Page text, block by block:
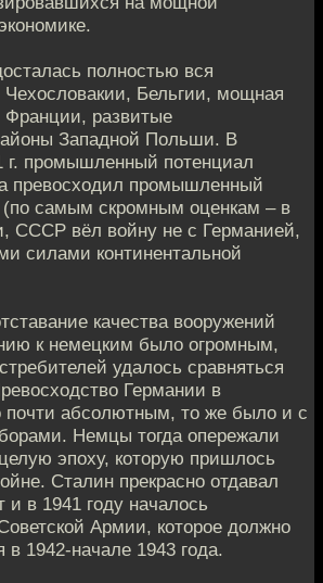
полностью вся
Бельгии, мощная
развитые
Западной Польши. В
г. промышленный потенциал
превосходил промышленный
самым скромным оценкам – в
СССР вёл войну не с Германией,
силами континентальной
качества вооружений
к немецким было огромным,
удалось сравняться
Германии в
почти абсолютным, то же было и с
Немцы тогда опережали
эпоху, которую пришлось
Сталин прекрасно отдавал
и в 1941 году началось
Армии, которое должно
в 1942-начале 1943 года.